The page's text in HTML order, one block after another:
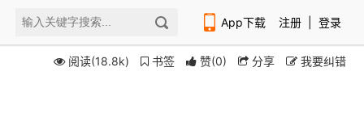
App下载 注册 登录
阅读(18.8k) 书签 赞(0) 分享 我要纠错